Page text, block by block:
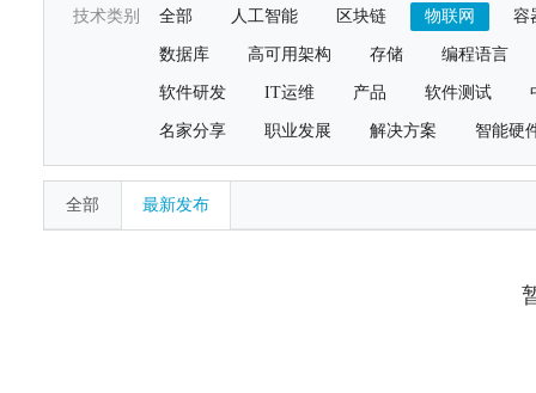
技术类别 全部 人工智能 区块链 物联网 容
数据库 高可用架构 存储 编程语言
软件研发 IT运维 产品 软件测试
名家分享 职业发展 解决方案 智能硬
全部 最新发布